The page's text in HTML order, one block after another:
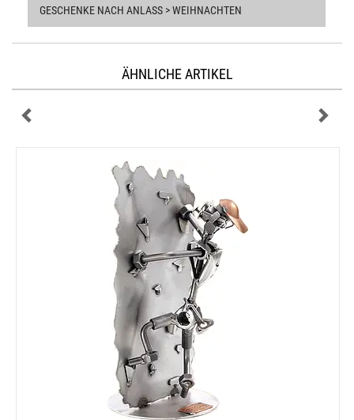
GESCHENKE NACH ANLASS > WEIHNACHTEN
ÄHNLICHE ARTIKEL